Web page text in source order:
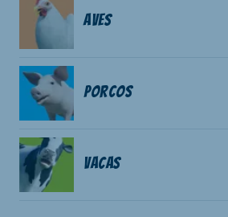
Aves
Porcos
Vacas